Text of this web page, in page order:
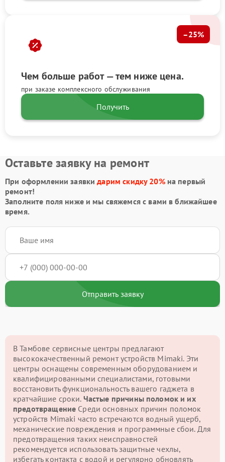
Чем больше работ — тем ниже цена.
при заказе комплексного обслуживания
–25%
Получить
Оставьте заявку на ремонт
При оформлении заявкидарим скидку 20%на первый
ремонт!
Заполните поля ниже и мы свяжемся с вами в ближайшее
время.
Отправить заявку
В Тамбове сервисные центры предлагают
высококачественный ремонт устройств Mimaki. Эти
центры оснащены современным оборудованием и
квалифицированными специалистами, готовыми
восстановить функциональность вашего гаджета в
кратчайшие сроки. Частые причины поломок и их
предотвращение Среди основных причин поломок
устройств Mimaki часто встречаются водный ущерб,
механические повреждения и программные сбои. Для
предотвращения таких неисправностей
рекомендуется использовать защитные чехлы,
избегать контакта с водой и регулярно обновлять